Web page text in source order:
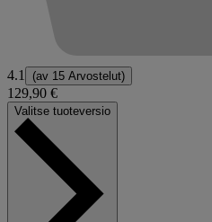
4.1 (av 15 Arvostelut)
129,90 €
Valitse tuoteversio